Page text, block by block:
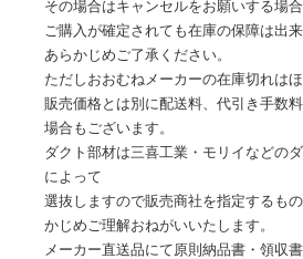
その場合はキャンセルをお願いする場
ご購入が確定されても在庫の保障は出
あらかじめご了承ください。
ただしおおむねメーカーの在庫切れは
販売価格とは別に配送料、代引き手数
場合もございます。
ダクト部材は三喜工業・モリイなどの
によって
選抜しますので販売商社を指定するも
かじめご理解おねがいいたします。
メーカー直送品にて原則納品書・領収